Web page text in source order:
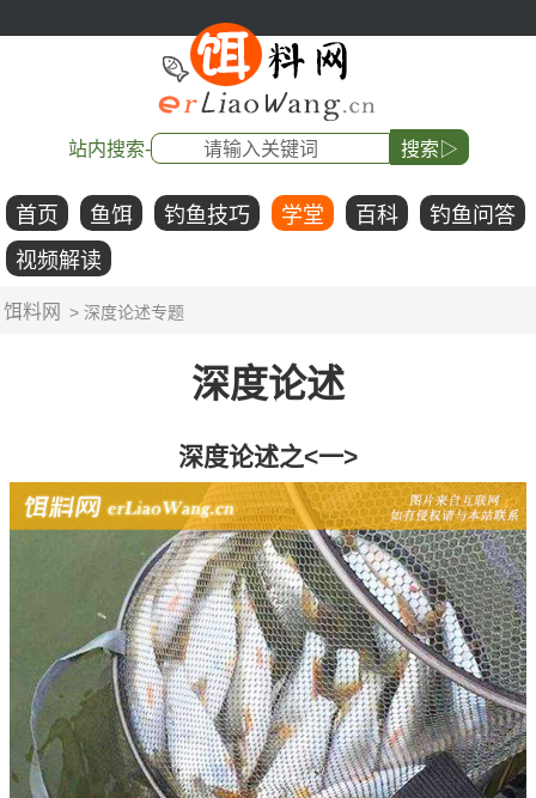
站内搜索- 搜索▷
首页 鱼饵 钓鱼技巧 学堂 百科
钓鱼问答
视频解读
饵料网 > 深度论述专题
深度论述
深度论述之<一>